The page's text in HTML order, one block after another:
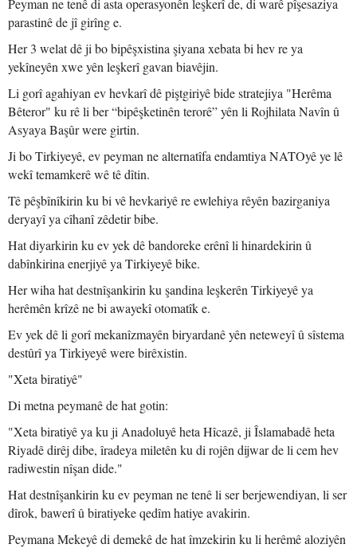
Peyman ne tenê di asta operasyonên leşkerî de, di warê pîşesaziya
parastinê de jî girîng e.
Her 3 welat dê ji bo bipêşxistina şiyana xebata bi hev re ya
yekîneyên xwe yên leşkerî gavan biavêjin.
Li gorî agahiyan ev hevkarî dê piştgiriyê bide stratejiya "Herêma
Bêteror" ku rê li ber “bipêşketinên terorê” yên li Rojhilata Navîn û
Asyaya Başûr were girtin.
Ji bo Tirkiyeyê, ev peyman ne alternatîfa endamtiya NATOyê ye lê
wekî temamkerê wê tê dîtin.
Tê pêşbînîkirin ku bi vê hevkariyê re ewlehiya rêyên bazirganiya
deryayî ya cîhanî zêdetir bibe.
Hat diyarkirin ku ev yek dê bandoreke erênî li hinardekirin û
dabînkirina enerjiyê ya Tirkiyeyê bike.
Her wiha hat destnîşankirin ku şandina leşkerên Tirkiyeyê ya
herêmên krîzê ne bi awayekî otomatîk e.
Ev yek dê li gorî mekanîzmayên biryardanê yên neteweyî û sîstema
destûrî ya Tirkiyeyê were birêxistin.
"Xeta biratiyê"
Di metna peymanê de hat gotin:
"Xeta biratiyê ya ku ji Anadoluyê heta Hîcazê, ji Îslamabadê heta
Riyadê dirêj dibe, îradeya miletên ku di rojên dijwar de li cem hev
radiwestin nîşan dide."
Hat destnîşankirin ku ev peyman ne tenê li ser berjewendiyan, li ser
dîrok, bawerî û biratiyeke qedîm hatiye avakirin.
Peymana Mekeyê di demekê de hat îmzekirin ku li herêmê aloziyên